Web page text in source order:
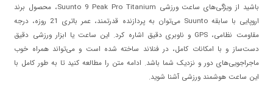
باشید از ویژگی‌های ساعت ورزشی Suunto 9 Peak Pro Titanium، محصول برند
اروپایی با سابقه Suunto می‌توان به پردازنده قدرتمند، عمر باتری 21 روزه، درجه
مقاومت نظامی، GPS و ناوبری دقیق اشاره کرد. این ساعت یا ابزار ورزشی دقیق
دست‌ساز و با امکانات کامل، در فنلاند ساخته شده است و می‌تواند همراه خوب
ماجراجویی‌های دور و نزدیک شما باشد. ادامه متن را مطالعه کنید تا به طور کامل با
این ساعت هوشمند ورزشی آشنا شوید.